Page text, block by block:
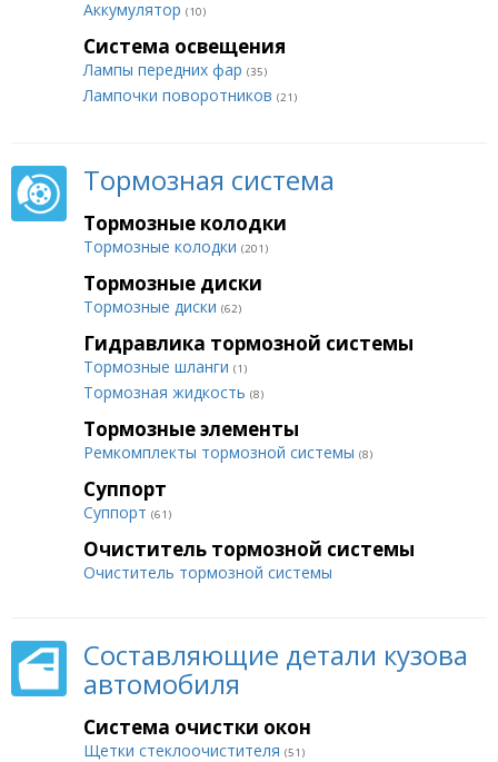
Аккумулятор (10)
Система освещения
Лампы передних фар (35)
Лампочки поворотников (21)
Тормозная система
Тормозные колодки
Тормозные колодки (201)
Тормозные диски
Тормозные диски (62)
Гидравлика тормозной системы
Тормозные шланги (1)
Тормозная жидкость (8)
Тормозные элементы
Ремкомплекты тормозной системы (8)
Суппорт
Суппорт (61)
Очиститель тормозной системы
Очиститель тормозной системы
Составляющие детали кузова
автомобиля
Система очистки окон
Щетки стеклоочистителя (51)